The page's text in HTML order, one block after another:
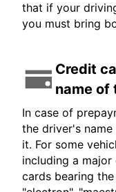
that if your
you must bring
Credit
name of
In case of
the driver's
it. For some
including a major
cards bearing